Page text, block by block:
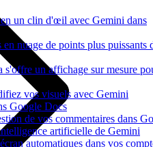
un clin d'œil avec Gemini dans
nuage de points plus puissants
s'offre un affichage sur mesure
vos visuels avec Gemini
Google Docs
de vos commentaires dans
artificielle de Gemini
automatiques dans vos